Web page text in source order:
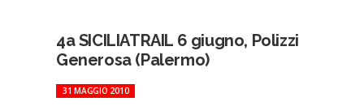
4a SICILIATRAIL 6 giugno, Polizzi
Generosa (Palermo)
31 MAGGIO 2010